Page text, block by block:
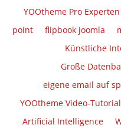
YOOtheme Pro Experten
point
flipbook joomla
Künstliche
Große
eigene email auf
YOOtheme Video-Tutorial
Artificial Intelligence